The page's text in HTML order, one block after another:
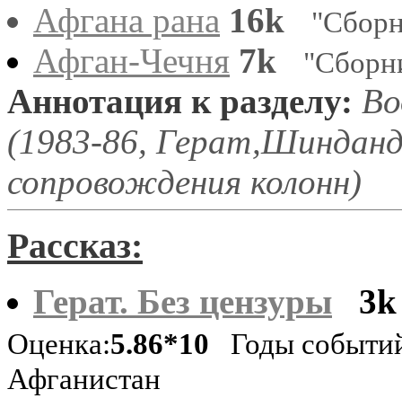
Афгана рана 16k
Афган-Чечня 7k
Аннотация к разделу:
(1983-86,
сопровождения колонн)
Рассказ:
Герат. Без цензуры 3k
Оценка:5.86*10 Годы
Афганистан